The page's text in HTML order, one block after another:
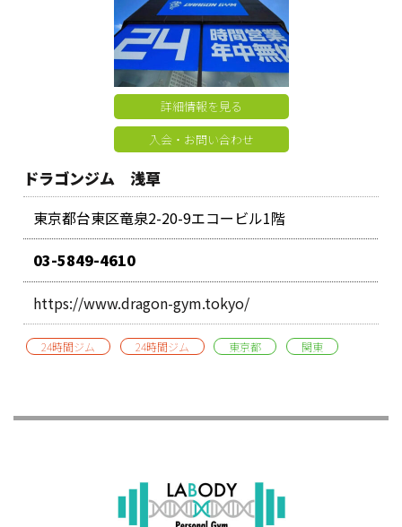
詳細情報を見る
入会・お問い合わせ
ドラゴンジム 浅草
東京都台東区竜泉2-20-9エコービル1階
03-5849-4610
https://www.dragon-gym.tokyo/
24時間ジム 24時間ジム 東京都 関東